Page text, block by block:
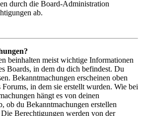
durch die Board-Administration
ab.
beinhalten meist wichtige Informationen
Boards, in dem du dich befindest. Du
Bekanntmachungen erscheinen oben
Forums, in dem sie erstellt wurden. Wie bei
hängt es von deinen
ob du Bekanntmachungen erstellen
Berechtigungen werden von der